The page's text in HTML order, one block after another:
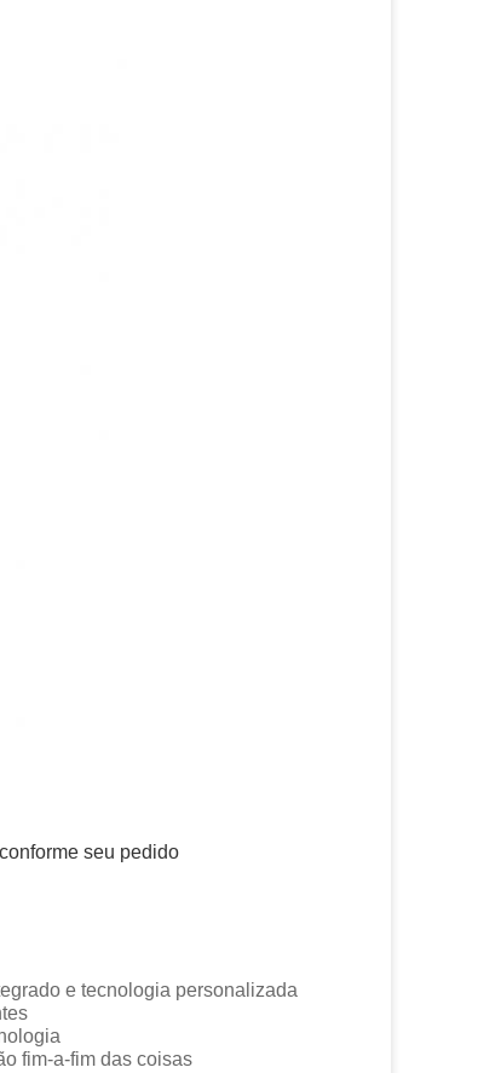
seu pedido
tecnologia personalizada
a-fim das coisas